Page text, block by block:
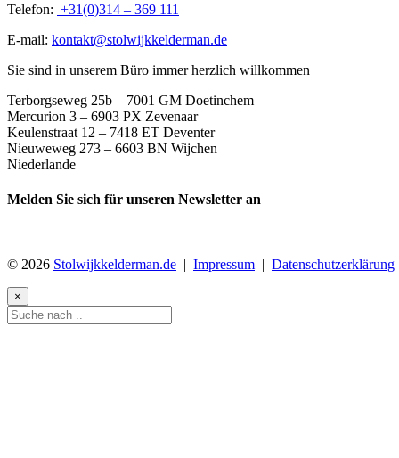
Telefon: +31(0)314 – 369 111
E-mail: kontakt@stolwijkkelderman.de
Sie sind in unserem Büro immer herzlich willkommen
Terborgseweg 25b – 7001 GM Doetinchem
Mercurion 3 – 6903 PX Zevenaar
Keulenstraat 12 – 7418 ET Deventer
Nieuweweg 273 – 6603 BN Wijchen
Niederlande
Melden Sie sich für unseren Newsletter an
© 2026 Stolwijkkelderman.de | Impressum | Datenschutzerklärung
×